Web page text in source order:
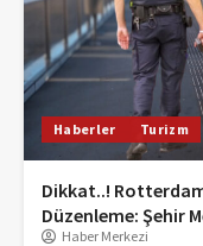
Haberler Turizm
Dikkat..!
Düzenleme: Şehir
Haber Merkezi